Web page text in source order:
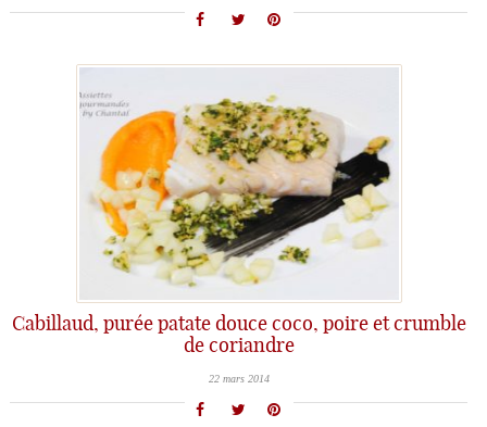
Cabillaud, purée patate douce coco, poire et crumble
de coriandre
22 mars 2014